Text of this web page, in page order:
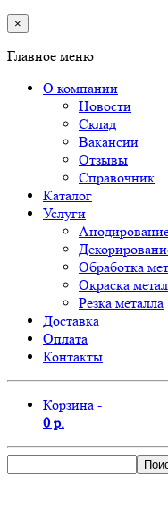
×
Главное меню
О компании
Новости
Склад
Вакансии
Отзывы
Справочник
Каталог
Услуги
Обработка
Окраска
Резка металла
Доставка
Оплата
Контакты
Корзина -
0 р.